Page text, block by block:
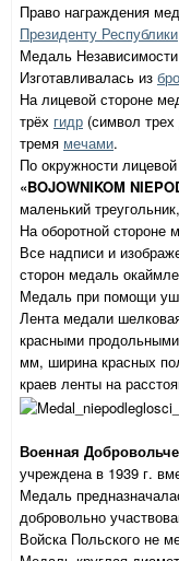
Право награждения
Президенту Республики
Медаль
Изготавливалась из
На лицевой стороне
трёх гидр (символ
тремя мечами.
По окружности
«BOJOWNIKOM
маленький
На оборотной стороне
Все надписи и
сторон медаль
Медаль при помощи
Лента медали
красными
мм, ширина красных
краев ленты на
Военная
учреждена в 1939 г.
Медаль
добровольно
Войска Польского не